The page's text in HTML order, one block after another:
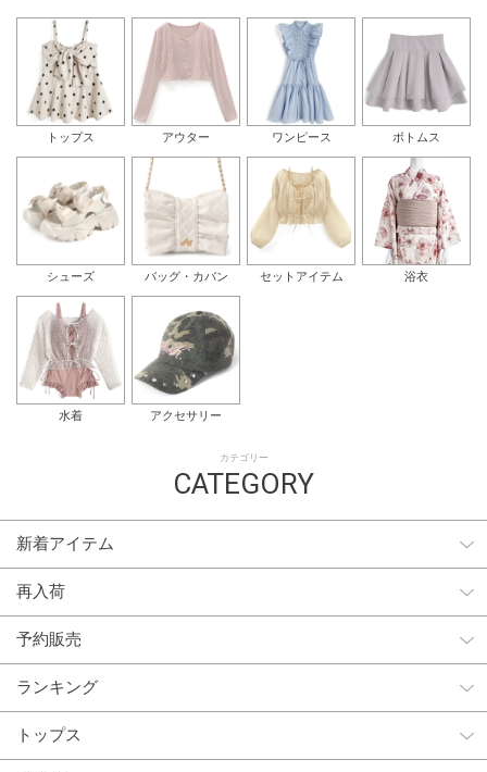
トップス アウター ワンピース ボトムス
シューズ バッグ・カバン セットアイテム 浴衣
水着 アクセサリー
カテゴリー
CATEGORY
新着アイテム
再入荷
予約販売
ランキング
トップス